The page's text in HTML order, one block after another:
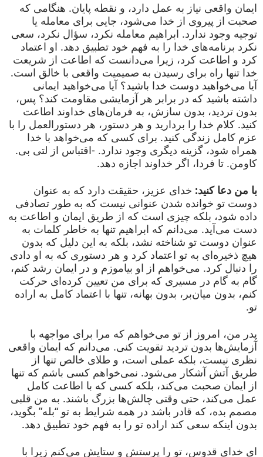
ایمان واقعی نیاز به عمل دارد، و نقطه پایان. هنگامی که
صحبت از پیروی از خدا می‌شود، جایی برای معامله یا
توجیه وجود ندارد. ابراهیم معامله نکرد، سؤال نکرد، سعی
نکرد برنامه‌های خدا را به فهم خود تطبیق دهد. او اعتماد
کرد و اطاعت کرد، زیرا می‌دانست که اطاعت از شریعت
خدا تنها راه برای رسیدن به صمیمیت واقعی با خالق است.
آیا می‌خواهید دوست خدا باشید؟ آیا می‌خواهید ایمانی
داشته باشید که در برابر هر آزمایشی مقاومت کند؟ پس،
بدون تردید، بدون سازش، به فرمان‌های خداوند اطاعت
کنید. کلام خدا را بردارید و هر دستور، هر دستورالعمل را با
عزم کامل زندگی کنید. برای کسی که می‌خواهد با خدا
همراه شود، گزینه دیگری وجود ندارد. -اقتباس از لتی بی.
کاومن. تا فردا، اگر خداوند اجازه دهد.
با من دعا کنید: خدای عزیز، حقیقت دارد که به عنوان
دوست تو خوانده شدن عنوانی نیست که به طور تصادفی
داده شود، بلکه چیزی است که از طریق ایمان و اطاعت به
دست می‌آید. می‌دانم که ابراهیم تنها به خاطر کلمات به
عنوان دوست تو شناخته نشد، بلکه به این دلیل که بدون
هیچ ذخیره‌ای به تو اعتماد کرد و هر دستوری که به او دادی
را دنبال کرد. می‌خواهم از او بیاموزم و در ایمان رشد کنم،
گام به گام در مسیری که برای من تعیین کرده‌ای حرکت
کنم، بدون میان‌بر، بدون بهانه، تنها با اعتماد کامل به اراده
تو.
پدر من، امروز از تو می‌خواهم که مرا برای مواجهه با
آزمایش‌ها بدون تردید تقویت کنی. می‌دانم که ایمان واقعی
نظری نیست، بلکه عملی است، و طلای خالص تنها از
طریق آتش آشکار می‌شود. نمی‌خواهم کسی باشم که تنها
از ایمان صحبت می‌کند، بلکه کسی که با اطاعت کامل
عمل می‌کند، حتی وقتی چالش‌ها بزرگ باشند. به من قلبی
مصمم بده، که قادر باشد در همه شرایط به تو “بله” بگوید،
بدون اینکه سعی کند اراده تو را به فهم خود تطبیق دهد.
ای خدای قدوس، تو را پرستش و ستایش می‌کنم زیرا با